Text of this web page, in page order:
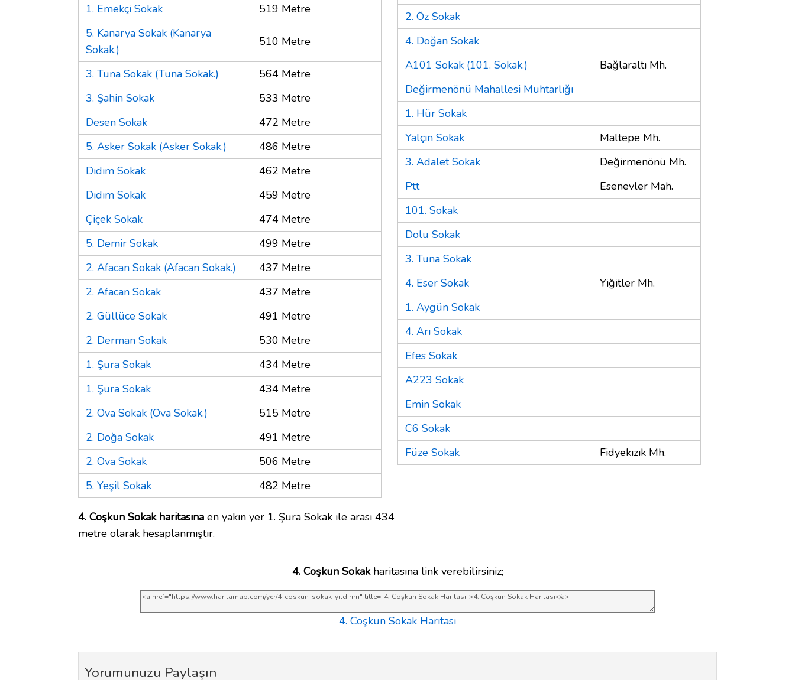
1. Emekçi Sokak
519 Metre
5. Kanarya Sokak (Kanarya
Sokak.)
510 Metre
3. Tuna Sokak (Tuna Sokak.)
564 Metre
3. Şahin Sokak
533 Metre
Desen Sokak
472 Metre
5. Asker Sokak (Asker Sokak.)
486 Metre
Didim Sokak
462 Metre
Didim Sokak
459 Metre
Çiçek Sokak
474 Metre
5. Demir Sokak
499 Metre
2. Afacan Sokak (Afacan Sokak.)
437 Metre
2. Afacan Sokak
437 Metre
2. Güllüce Sokak
491 Metre
2. Derman Sokak
530 Metre
1. Şura Sokak
434 Metre
1. Şura Sokak
434 Metre
2. Ova Sokak (Ova Sokak.)
515 Metre
2. Doğa Sokak
491 Metre
2. Ova Sokak
506 Metre
5. Yeşil Sokak
482 Metre
4. Coşkun Sokak haritasına en yakın yer 1. Şura Sokak ile arası 434
metre olarak hesaplanmıştır.
2. Öz Sokak
4. Doğan Sokak
A101 Sokak (101. Sokak.)
Bağlaraltı Mh.
Değirmenönü Mahallesi Muhtarlığı
1. Hür Sokak
Yalçın Sokak
Maltepe Mh.
3. Adalet Sokak
Değirmenönü Mh.
Ptt
Esenevler Mah.
101. Sokak
Dolu Sokak
3. Tuna Sokak
4. Eser Sokak
Yiğitler Mh.
1. Aygün Sokak
4. Arı Sokak
Efes Sokak
A223 Sokak
Emin Sokak
C6 Sokak
Füze Sokak
Fidyekızık Mh.
4. Coşkun Sokakharitasına link verebilirsiniz;
4. Coşkun Sokak Haritası
Yorumunuzu Paylaşın